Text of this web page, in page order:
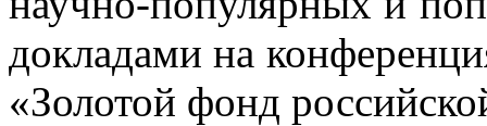
докладами на
«Золотой фонд